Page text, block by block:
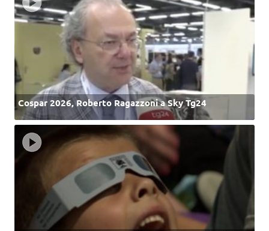
Cospar 2026, Roberto Ragazzoni a Sky Tg24